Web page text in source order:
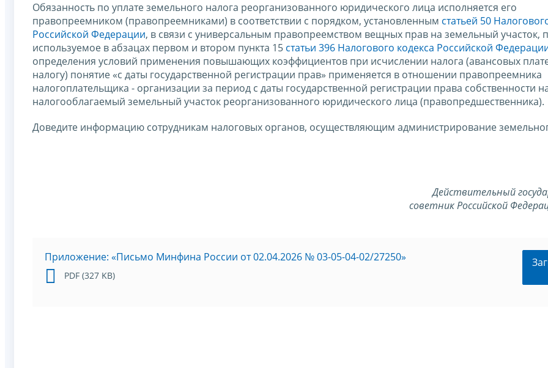
Обязанность по уплате земельного налога реорганизованного юридического лица исполняется его
правопреемником (правопреемниками) в соответствии с порядком, установленным статьей 50
Российской Федерации, в связи с универсальным правопреемством вещных прав на земельный участок,
используемое в абзацах первом и втором пункта 15 статьи 396 Налогового кодекса Российской
определения условий применения повышающих коэффициентов при исчислении налога (авансовых
налогу) понятие «с даты государственной регистрации прав» применяется в отношении правопреемника
налогоплательщика - организации за период с даты государственной регистрации права собственности
налогооблагаемый земельный участок реорганизованного юридического лица (правопредшественника).
Доведите информацию сотрудникам налоговых органов, осуществляющим администрирование
Действительный
советник Российской
Приложение: «Письмо Минфина России от 02.04.2026 № 03-05-04-02/27250»
PDF (327 KB)